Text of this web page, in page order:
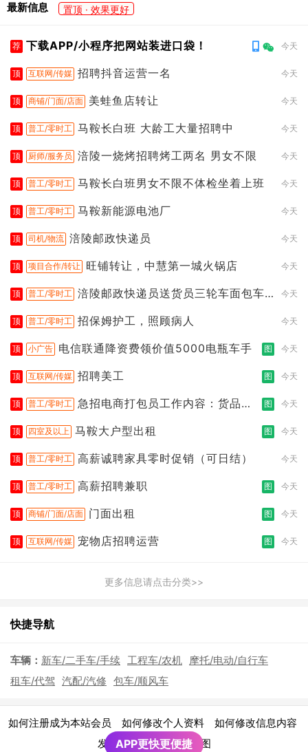
最新信息 置顶 · 效果更好
荐 下载APP/小程序把网站装进口袋！ 今天
顶 互联网/传媒 招聘抖音运营一名 今天
顶 商铺/门面/店面 美蛙鱼店转让 今天
顶 普工/零时工 马鞍长白班 大龄工大量招聘中 今天
顶 厨师/服务员 涪陵一烧烤招聘烤工两名 男女不限 今天
顶 普工/零时工 马鞍长白班男女不限不体检坐着上班 今天
顶 普工/零时工 马鞍新能源电池厂 今天
顶 司机/物流 涪陵邮政快递员 今天
顶 项目合作/转让 旺铺转让，中慧第一城火锅店 今天
顶 普工/零时工 涪陵邮政快递员送货员三轮车面包车
今天
顶 普工/零时工 招保姆护工，照顾病人 今天
顶 小广告 电信联通降资费领价值5000电瓶车手 图 今天
顶 互联网/传媒 招聘美工 图 今天
顶 普工/零时工 急招电商打包员工作内容：货品分
图 今天
顶 四室及以上 马鞍大户型出租 图 今天
顶 普工/零时工 高薪诚聘家具零时促销（可日结） 今天
顶 普工/零时工 高薪招聘兼职 图 今天
顶 商铺/门面/店面 门面出租 图 今天
顶 互联网/传媒 宠物店招聘运营 图 今天
更多信息请点击分类>>
快捷导航
车辆： 新车/二手车/手续 工程车/农机 摩托/电动/自行车
租车/代驾 汽配/汽修 包车/顺风车
如何注册成为本站会员 如何修改个人资料 如何修改信息内容
发布广告须知 | 网站地图
APP更快更便捷